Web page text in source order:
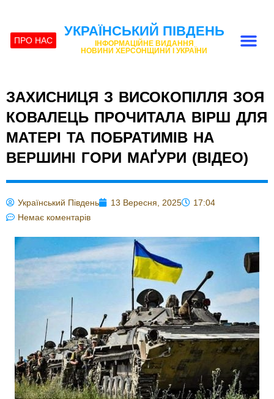
ПРО НАС
УКРАЇНСЬКИЙ ПІВДЕНЬ
ІНФОРМАЦІЙНЕ ВИДАННЯ
НОВИНИ ХЕРСОНЩИНИ І УКРАЇНИ
ЗАХИСНИЦЯ З ВИСОКОПІЛЛЯ ЗОЯ
КОВАЛЕЦЬ ПРОЧИТАЛА ВІРШ ДЛЯ
МАТЕРІ ТА ПОБРАТИМІВ НА
ВЕРШИНІ ГОРИ МАҐУРИ (ВІДЕО)
Український Південь 13 Вересня, 2025
17:04
Немає коментарів